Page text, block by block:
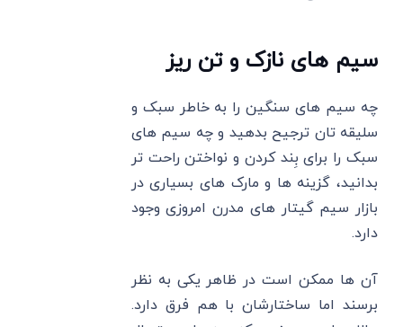
سیم های نازک و تن ریز
چه سیم های سنگین را به خاطر سبک و
سلیقه تان ترجیح بدهید و چه سیم های
سبک را برای بِند کردن و نواختن راحت تر
بدانید، گزینه ها و مارک های بسیاری در
بازار سیم گیتار های مدرن امروزی وجود
دارد.
آن ها ممکن است در ظاهر یکی به نظر
برسند اما ساختارشان با هم فرق دارد.